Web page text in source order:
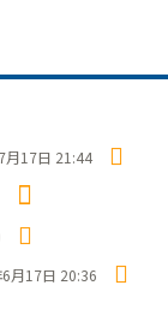
月17日 21:44
月17日 20:36